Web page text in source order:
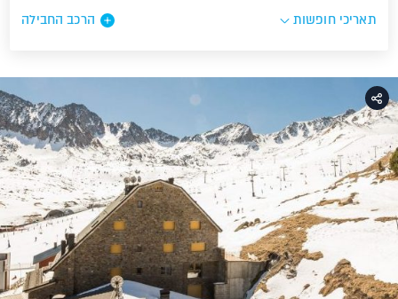
תאריכי חופשות
הרכב החבילה